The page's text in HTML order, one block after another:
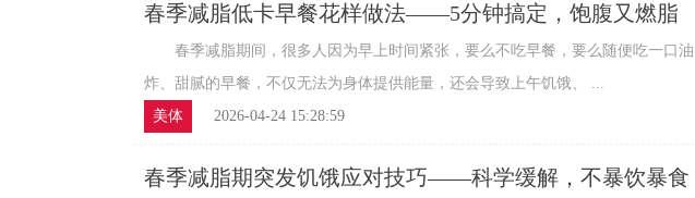
春季减脂低卡早餐花样做法——5分钟搞定，饱腹又燃脂
春季减脂期间，很多人因为早上时间紧张，要么不吃早餐，要么随便吃一口油
炸、甜腻的早餐，不仅无法为身体提供能量，还会导致上午饥饿、 ...
美体
2026-04-24 15:28:59
春季减脂期突发饥饿应对技巧——科学缓解，不暴饮暴食